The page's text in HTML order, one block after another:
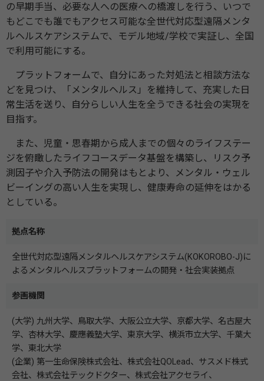
の早期手当、必要な人への医療への橋渡しを行う、いつで
もどこでも誰でもアクセス可能な全世代対応型遠隔メンタ
ルヘルスケアシステムで、モデル地域/学校で実証し、全国
で利用可能にする。
プラットフォームで、自分にあった対処法と相談方法な
どを見つけ、「メンタルヘルス」を維持して、充実した日
常生活を送り、自分らしい人生を全うできる社会の実現を
目指す。
また、児童・思春期から成人までの個々のライフステー
ジを俯瞰したライフコースデータ基盤を構築し、リスク予
測因子や介入予防法の開発はもとより、メンタル・ウェル
ビーイングの高い人生を実現し、健康寿命の延伸をはかる
としている。
拠点名称
全世代対応型遠隔メンタルヘルスケアシステム(KOKOROBO-J)に
よるメンタルヘルスプラットフォームの開発・社会実装拠点
参画機関
(大学) 九州大学、鳥取大学、大阪公立大学、京都大学、名古屋大
学、杏林大学、慶應義塾大学、東京大学、横浜市立大学、千葉大
学、東北大学
(企業) 第一生命保険株式会社、株式会社QOLead、サスメド株式
会社、株式会社テックドクター、株式会社アクセライ、